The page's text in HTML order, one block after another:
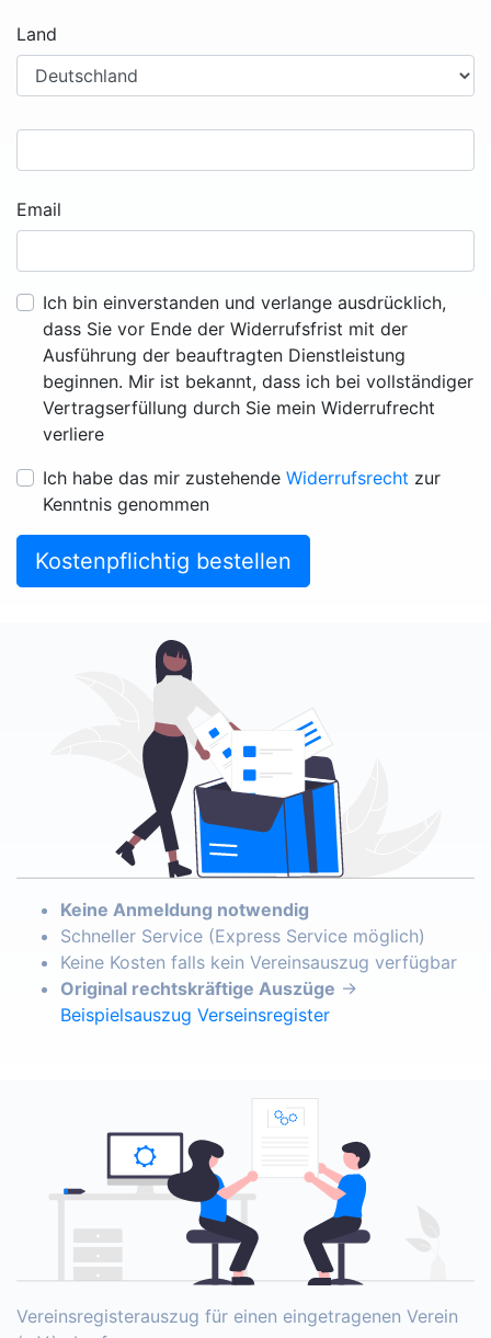
Land
Email
Ich bin einverstanden und verlange ausdrücklich,
dass Sie vor Ende der Widerrufsfrist mit der
Ausführung der beauftragten Dienstleistung
beginnen. Mir ist bekannt, dass ich bei vollständiger
Vertragserfüllung durch Sie mein Widerrufrecht
verliere
Ich habe das mir zustehende Widerrufsrecht zur
Kenntnis genommen
Kostenpflichtig bestellen
Keine Anmeldung notwendig
Schneller Service (Express Service möglich)
Keine Kosten falls kein Vereinsauszug verfügbar
Original rechtskräftige Auszüge →
Beispielsauszug Verseinsregister
Vereinsregisterauszug für einen eingetragenen Verein